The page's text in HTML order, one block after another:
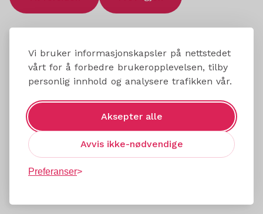
Vi bruker informasjonskapsler på nettstedet
vårt for å forbedre brukeropplevelsen, tilby
personlig innhold og analysere trafikken vår.
Aksepter alle
Avvis ikke-nødvendige
Preferanser